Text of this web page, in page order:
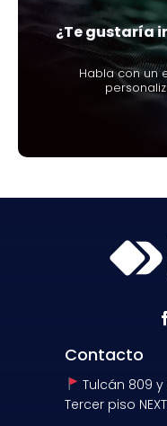
¿Te gustaría
Habla con un
Contacto
Tulcán 809 y
Tercer piso